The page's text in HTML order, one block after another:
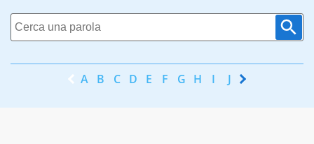
A B C D E F G H I J K